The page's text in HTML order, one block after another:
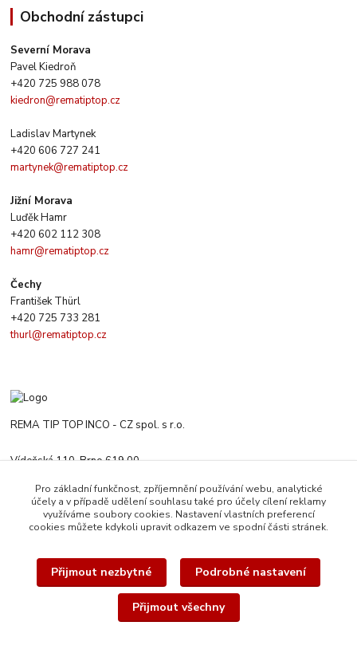
Obchodní zástupci
Severní Morava
Pavel Kiedroň
+420 725 988 078
kiedron@rematiptop.cz
Ladislav Martynek
+420 606 727 241
martynek@rematiptop.cz
Jižní Morava
Luďěk Hamr
+420 602 112 308
hamr@rematiptop.cz
Čechy
František Thürl
+420 725 733 281
thurl@rematiptop.cz
REMA TIP TOP INCO - CZ spol. s r.o.
Vídeňská 110, Brno 619 00
Po-Čt 8:00-16:00 h. Pa 8:00-13:30 h.
rematiptop@rematiptop.cz
© 2026 REMA TIP-TOP INCO-CZ spol. s r.o. | Veškerý obsah této webové
Pro základní funkčnost, zpříjemnění používání webu, analytické
účely a v případě udělení souhlasu také pro účely cílení reklamy
využíváme soubory cookies. Nastavení vlastních preferencí
cookies můžete kdykoli upravit odkazem ve spodní části stránek.
Přijmout nezbytné Podrobné nastavení
Přijmout všechny